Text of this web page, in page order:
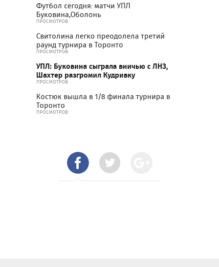
Футбол сегодня: матчи УПЛ
Буковина,Оболонь
ПРОСМОТРОВ
Свитолина легко преодолела третий
раунд турнира в Торонто
ПРОСМОТРОВ
УПЛ: Буковина сыграла вничью с ЛНЗ,
Шахтер разгромил Кудривку
ПРОСМОТРОВ
Костюк вышла в 1/8 финала турнира в
Торонто
ПРОСМОТРОВ